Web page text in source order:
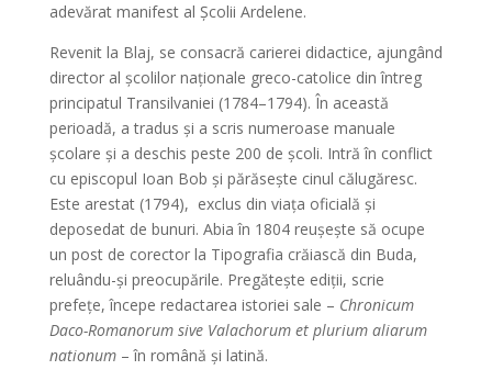
adevărat manifest al Şcolii Ardelene.
Revenit la Blaj, se consacră carierei didactice, ajungând
director al şcolilor naţionale greco-catolice din întreg
principatul Transilvaniei (1784–1794). În această
perioadă, a tradus şi a scris numeroase manuale
şcolare şi a deschis peste 200 de şcoli. Intră în conflict
cu episcopul Ioan Bob şi părăseşte cinul călugăresc.
Este arestat (1794), exclus din viaţa oficială şi
deposedat de bunuri. Abia în 1804 reuşeşte să ocupe
un post de corector la Tipografia crăiască din Buda,
reluându-şi preocupările. Pregăteşte ediţii, scrie
prefeţe, începe redactarea istoriei sale – Chronicum
Daco-Romanorum sive Valachorum et plurium aliarum
nationum– în română şi latină.